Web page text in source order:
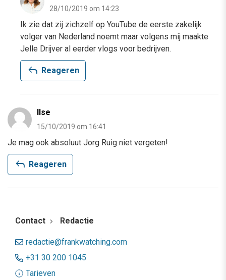
28/10/2019 om 14:23
Ik zie dat zij zichzelf op YouTube de eerste zakelijk
volger van Nederland noemt maar volgens mij maakte
Jelle Drijver al eerder vlogs voor bedrijven.
reply Reageren
Ilse
15/10/2019 om 16:41
Je mag ook absoluut Jorg Ruig niet vergeten!
reply Reageren
Contact Redactie
redactie@frankwatching.com
+31 30 200 1045
Tarieven